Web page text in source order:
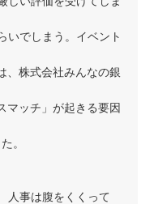
いでしまう。イベント
、株式会社みんなの銀
マッチ」が起きる要因
。
事は腹をくくって